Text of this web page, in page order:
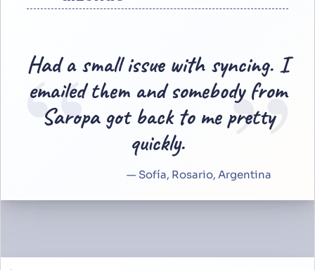
“ ”
Had a small issue with syncing. I
emailed them and somebody from
Saropa got back to me pretty
quickly.
— Sofía, Rosario, Argentina